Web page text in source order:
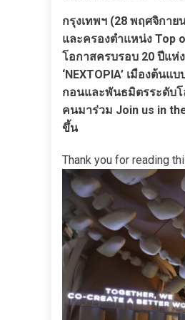
กรุงเทพฯ (28 พฤศจิกา
และครองตำแหน่ง Top
โอกาสครบรอบ 20 ปีแห่
‘NEXTOPIA’ เมืองต้
กอนและพันธมิตรระดับ
คนมาร่วม Join us in
ขึ้น
Thank you for reading